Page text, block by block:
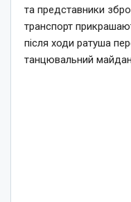
та представники
транспорт
після ходи ратуша
танцювальний